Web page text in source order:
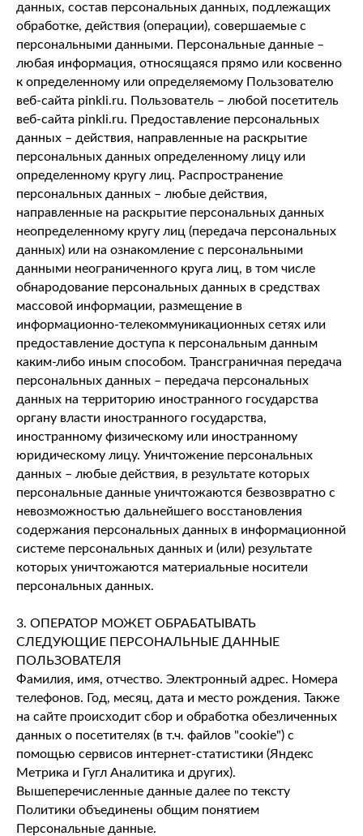
данных, состав персональных данных, подлежащих
обработке, действия (операции), совершаемые с
персональными данными. Персональные данные –
любая информация, относящаяся прямо или косвенно
к определенному или определяемому Пользователю
веб-сайта pinkli.ru. Пользователь – любой посетитель
веб-сайта pinkli.ru. Предоставление персональных
данных – действия, направленные на раскрытие
персональных данных определенному лицу или
определенному кругу лиц. Распространение
персональных данных – любые действия,
направленные на раскрытие персональных данных
неопределенному кругу лиц (передача персональных
данных) или на ознакомление с персональными
данными неограниченного круга лиц, в том числе
обнародование персональных данных в средствах
массовой информации, размещение в
информационно-телекоммуникационных сетях или
предоставление доступа к персональным данным
каким-либо иным способом. Трансграничная передача
персональных данных – передача персональных
данных на территорию иностранного государства
органу власти иностранного государства,
иностранному физическому или иностранному
юридическому лицу. Уничтожение персональных
данных – любые действия, в результате которых
персональные данные уничтожаются безвозвратно с
невозможностью дальнейшего восстановления
содержания персональных данных в информационной
системе персональных данных и (или) результате
которых уничтожаются материальные носители
персональных данных.
3. ОПЕРАТОР МОЖЕТ ОБРАБАТЫВАТЬ
СЛЕДУЮЩИЕ ПЕРСОНАЛЬНЫЕ ДАННЫЕ
ПОЛЬЗОВАТЕЛЯ
Фамилия, имя, отчество. Электронный адрес. Номера
телефонов. Год, месяц, дата и место рождения. Также
на сайте происходит сбор и обработка обезличенных
данных о посетителях (в т.ч. файлов "cookie") с
помощью сервисов интернет-статистики (Яндекс
Метрика и Гугл Аналитика и других).
Вышеперечисленные данные далее по тексту
Политики объединены общим понятием
Персональные данные.